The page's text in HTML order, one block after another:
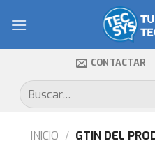
CONTACTAR
Buscar
por:
INICIO / GTIN DEL